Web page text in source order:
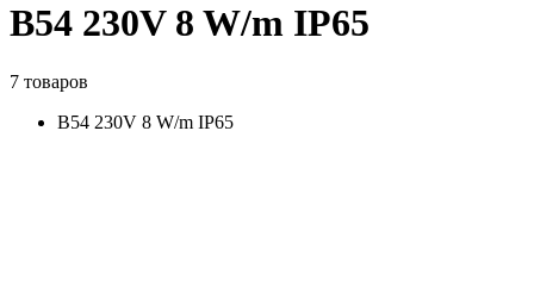
B54 230V 8 W/m IP65
7 товаров
B54 230V 8 W/m IP65